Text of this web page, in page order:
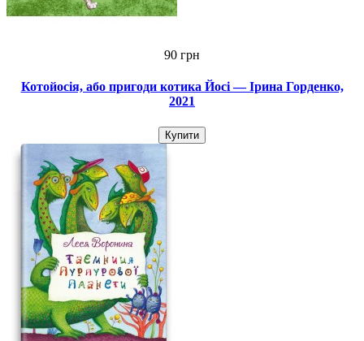
90 грн
Котойосія, або пригоди котика Йосі — Ірина Горденко,
2021
Купити